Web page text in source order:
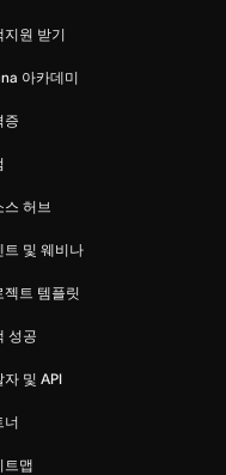
지원 받기
아카데미
증
스 허브
트 및 웨비나
젝트 템플릿
성공
자 및 API
너
트맵